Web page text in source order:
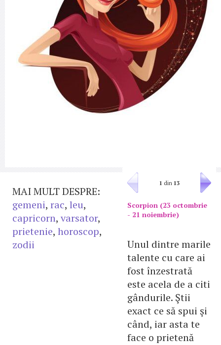
1 din 13
Scorpion (23 octombrie
- 21 noiembrie)
Unul dintre marile
talente cu care ai
fost înzestrată
este acela de a citi
gândurile. Ştii
exact ce să spui şi
când, iar asta te
face o prietenă
MAI MULT DESPRE:
gemeni, rac, leu,
capricorn, varsator,
prietenie, horoscop,
zodii